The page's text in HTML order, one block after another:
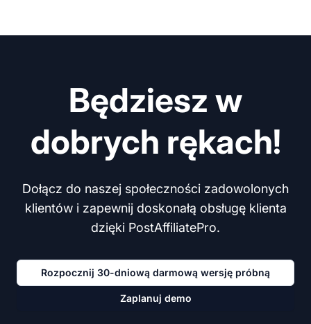
Będziesz w
dobrych rękach!
Dołącz do naszej społeczności zadowolonych
klientów i zapewnij doskonałą obsługę klienta
dzięki PostAffiliatePro.
Rozpocznij 30-dniową darmową wersję próbną
Zaplanuj demo